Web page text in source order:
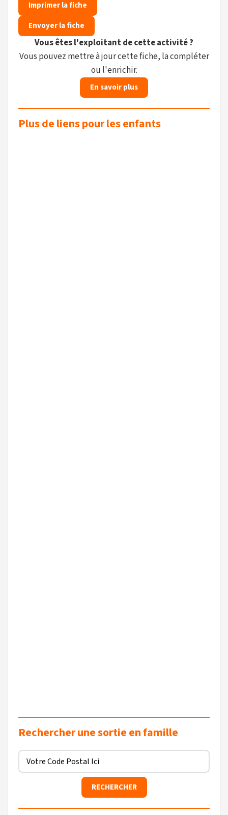
Imprimer la fiche
Envoyer la fiche
Vous êtes l'exploitant de cette activité ?
Vous pouvez mettre à jour cette fiche, la compléter
ou l'enrichir.
En savoir plus
Plus de liens pour les enfants
Rechercher une sortie en famille